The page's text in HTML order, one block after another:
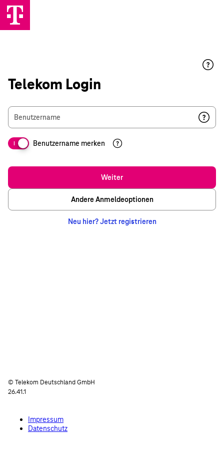
Telekom Login
Benutzername
I Benutzername merken
Weiter
Andere Anmeldeoptionen
Neu hier? Jetzt registrieren
© Telekom Deutschland GmbH
26.41.1
Impressum
Datenschutz